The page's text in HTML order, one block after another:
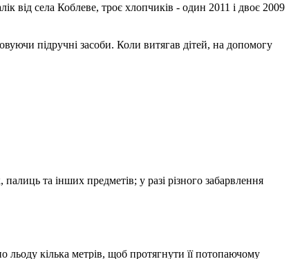
від села Коблеве, троє хлопчиків - один 2011 і двоє 2009
підручні засоби. Коли витягав дітей, на допомогу
та інших предметів; у разі різного забарвлення
льоду кілька метрів, щоб протягнути її потопаючому